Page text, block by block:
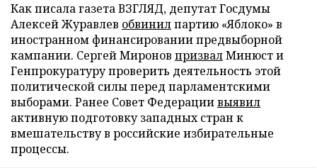
Как писала газета ВЗГЛЯД, депутат Госдумы
Алексей Журавлев обвинилпартию «Яблоко» в
иностранном финансировании предвыборной
кампании. Сергей Миронов призвалМинюст и
Генпрокуратуру проверить деятельность этой
политической силы перед парламентскими
выборами. Ранее Совет Федерациивыявил
активную подготовку западных стран к
вмешательству в российские избирательные
процессы.